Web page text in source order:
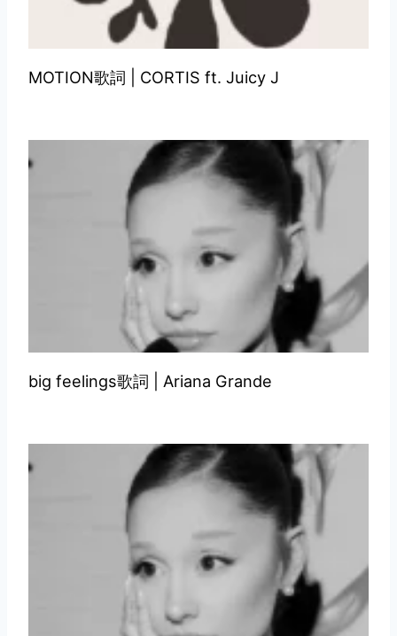
MOTION歌詞 | CORTIS ft. Juicy J
big feelings歌詞 | Ariana Grande